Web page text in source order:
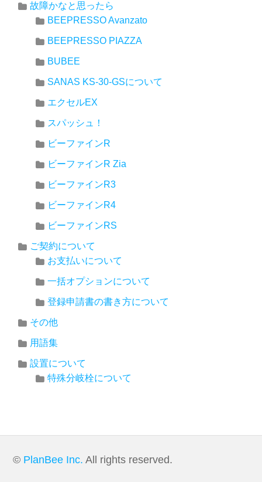
故障かなと思ったら
BEEPRESSO Avanzato
BEEPRESSO PIAZZA
BUBEE
SANAS KS-30-GSについて
エクセルEX
スパッシュ！
ビーファインR
ビーファインR Zia
ビーファインR3
ビーファインR4
ビーファインRS
ご契約について
お支払いについて
一括オプションについて
登録申請書の書き方について
その他
用語集
設置について
特殊分岐栓について
© PlanBee Inc. All rights reserved.